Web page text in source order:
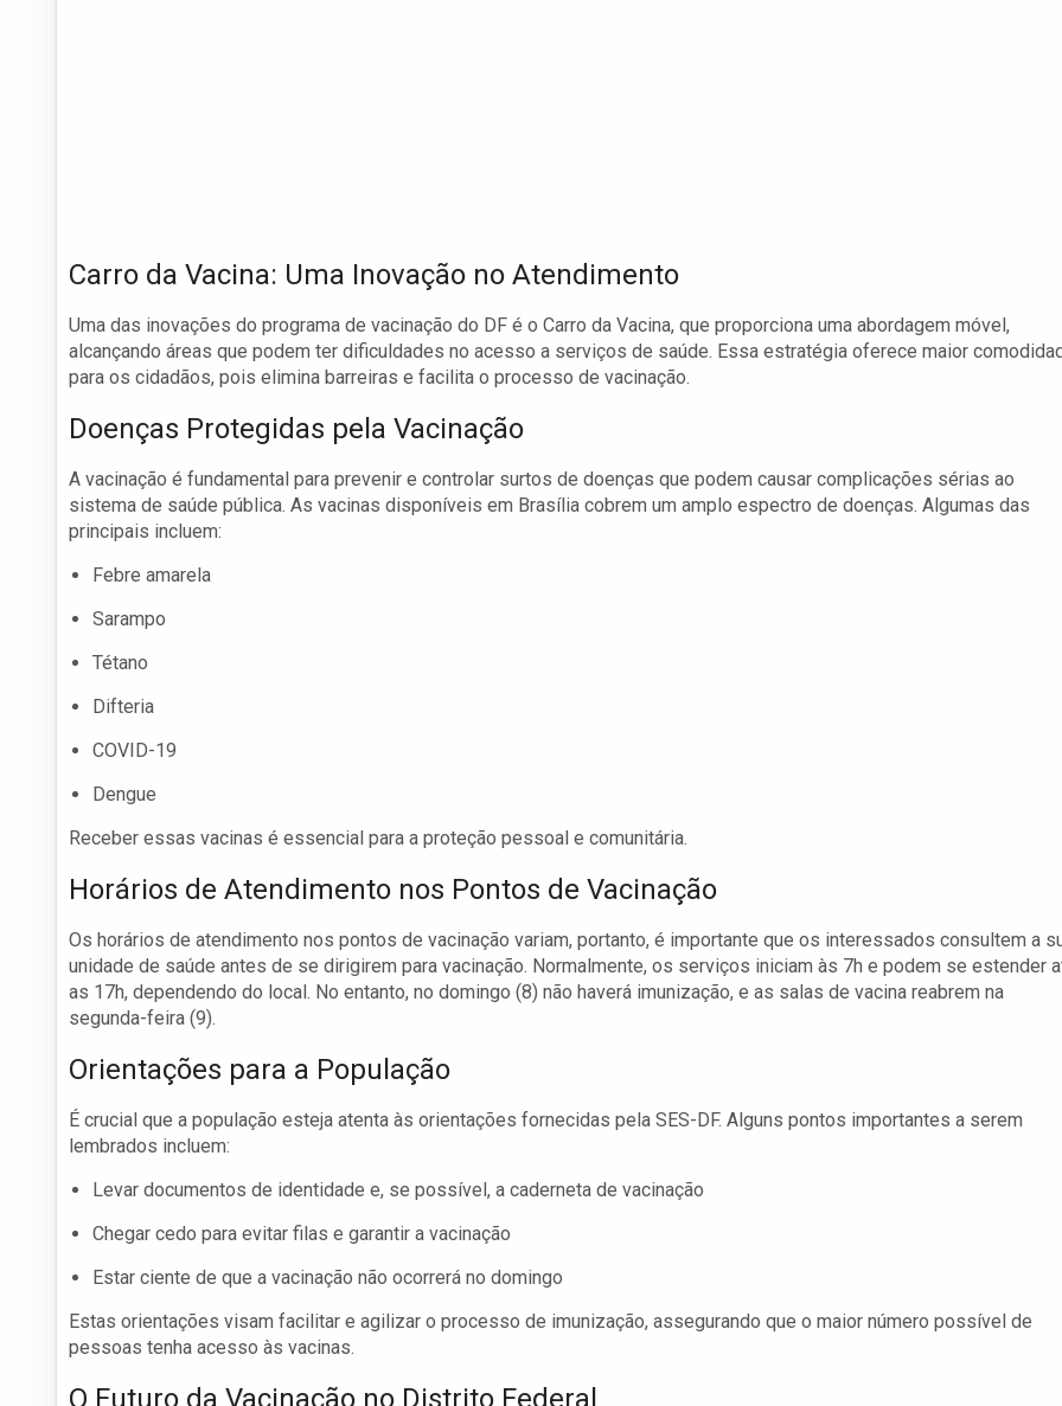
Carro da Vacina: Uma Inovação no Atendimento
Uma das inovações do programa de vacinação do DF é o Carro da Vacina, que proporciona uma abordagem móvel,
alcançando áreas que podem ter dificuldades no acesso a serviços de saúde. Essa estratégia oferece maior
para os cidadãos, pois elimina barreiras e facilita o processo de vacinação.
Doenças Protegidas pela Vacinação
A vacinação é fundamental para prevenir e controlar surtos de doenças que podem causar complicações sérias ao
sistema de saúde pública. As vacinas disponíveis em Brasília cobrem um amplo espectro de doenças. Algumas das
principais incluem:
Febre amarela
Sarampo
Tétano
Difteria
COVID-19
Dengue
Receber essas vacinas é essencial para a proteção pessoal e comunitária.
Horários de Atendimento nos Pontos de Vacinação
Os horários de atendimento nos pontos de vacinação variam, portanto, é importante que os interessados consultem a
unidade de saúde antes de se dirigirem para vacinação. Normalmente, os serviços iniciam às 7h e podem se estender
as 17h, dependendo do local. No entanto, no domingo (8) não haverá imunização, e as salas de vacina reabrem na
segunda-feira (9).
Orientações para a População
É crucial que a população esteja atenta às orientações fornecidas pela SES-DF. Alguns pontos importantes a serem
lembrados incluem:
Levar documentos de identidade e, se possível, a caderneta de vacinação
Chegar cedo para evitar filas e garantir a vacinação
Estar ciente de que a vacinação não ocorrerá no domingo
Estas orientações visam facilitar e agilizar o processo de imunização, assegurando que o maior número possível de
pessoas tenha acesso às vacinas.
O Futuro da Vacinação no Distrito Federal